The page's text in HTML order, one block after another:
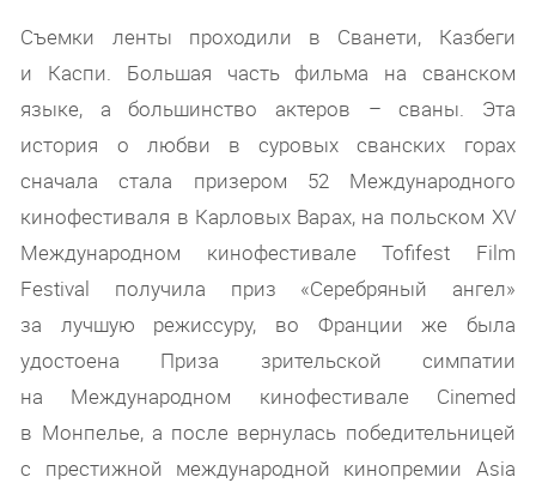
Съемки ленты проходили в Сванети, Казбеги
и Каспи. Большая часть фильма на сванском
языке, а большинство актеров – сваны. Эта
история о любви в суровых сванских горах
сначала стала призером 52 Международного
кинофестиваля в Карловых Варах, на польском XV
Международном кинофестивале Tofifest Film
Festival получила приз «Серебряный ангел»
за лучшую режиссуру, во Франции же была
удостоена Приза зрительской симпатии
на Международном кинофестивале Cinemed
в Монпелье, а после вернулась победительницей
с престижной международной кинопремии Asia